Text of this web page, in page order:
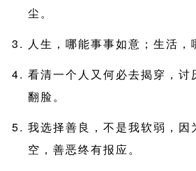
尘。
人生，哪能事事如意；生活，
看清一个人又何必去揭穿，讨
翻脸。
我选择善良，不是我软弱，因
空，善恶终有报应。